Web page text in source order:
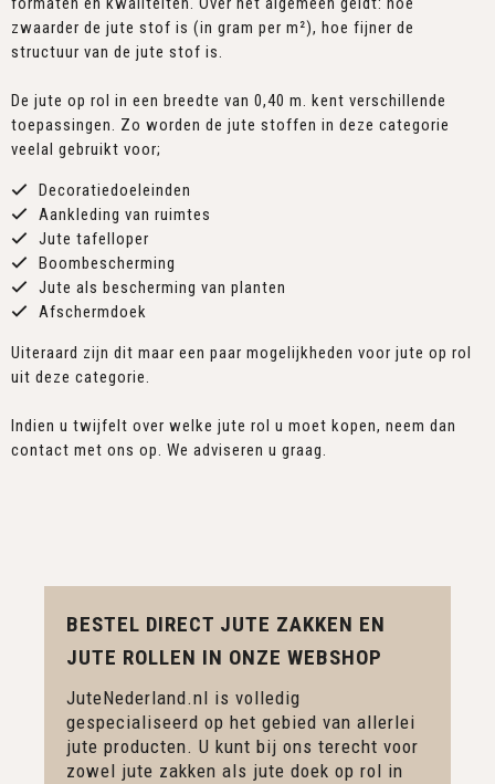
zwaarder de jute stof is (in gram per m²), hoe fijner de
structuur van de jute stof is.
De jute op rol in een breedte van 0,40 m. kent verschillende
toepassingen. Zo worden de jute stoffen in deze categorie
veelal gebruikt voor;
Decoratiedoeleinden
Aankleding van ruimtes
Jute tafelloper
Boombescherming
Jute als bescherming van planten
Afschermdoek
Uiteraard zijn dit maar een paar mogelijkheden voor jute op rol
uit deze categorie.
Indien u twijfelt over welke jute rol u moet kopen, neem dan
contact met ons op. We adviseren u graag.
BESTEL DIRECT JUTE ZAKKEN EN
JUTE ROLLEN IN ONZE WEBSHOP
JuteNederland.nl is volledig
gespecialiseerd op het gebied van allerlei
jute producten. U kunt bij ons terecht voor
zowel jute zakken als jute doek op rol in